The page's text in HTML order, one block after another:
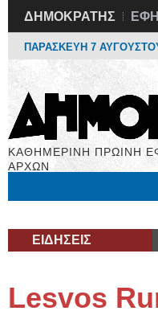
ΔΗΜΟΚΡΑΤΗΣ
ΠΑΡΑΣΚΕΥΗ 7
ΚΑΘΗΜΕΡΙΝΗ ΠΡΩΙΝΗ
ΑΡΧΩΝ
ΕΙΔΗΣΕΙΣ
Lesvos